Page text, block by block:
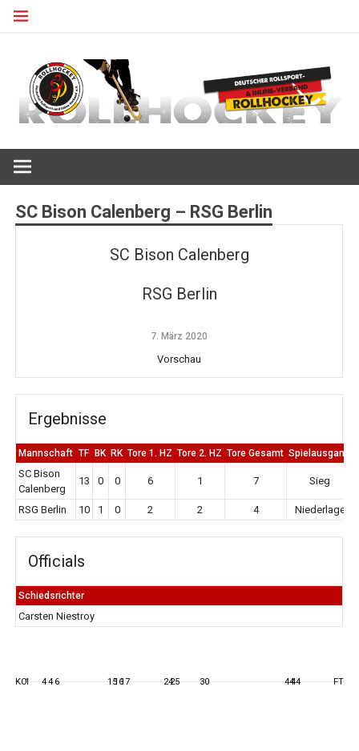
Zum
SC Bison Calenberg – RSG Berlin
SC Bison Calenberg
RSG Berlin
7. März 2020
Vorschau
Ergebnisse
Mannschaft TF BK RK Tore 1. HZ Tore 2. HZ Tore Gesamt Spielausgang
SC Bison
Calenberg
13 0 0 6 1 7 Sieg
RSG Berlin 10 1 0 2 2 4 Niederlage
Officials
Schiedsrichter
Carsten Niestroy
KO1 446 151617 2425 30 4444 FT